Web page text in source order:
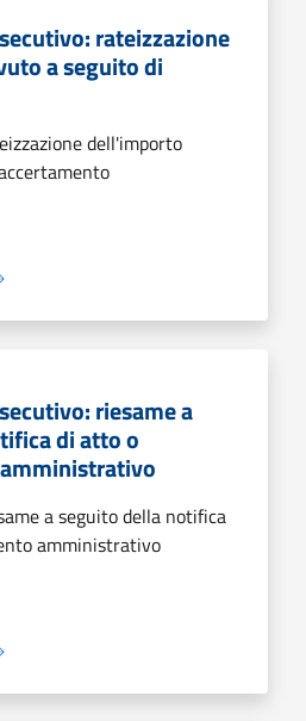
rateizzazione
a seguito di
dell'importo
riesame a
di atto o
a seguito della notifica
amministrativo